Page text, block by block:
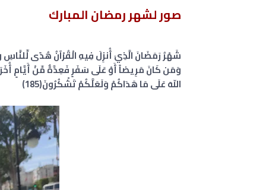
صور لشهر رمضان المبارك
شَهْرُ رَمَضَانَ الَّذِيَ أُنزِلَ فِيهِ الْقُرْآنُ هُدًى
وَمَن كَانَ مَرِيضاً أَوْ عَلَى سَفَرٍ فَعِدَّةٌ مِّنْ أَيَّامٍ أُخَرَ
اللّهَ عَلَى مَا هَدَاكُمْ وَلَعَلَّكُمْ تَشْكُرُونَ(185)